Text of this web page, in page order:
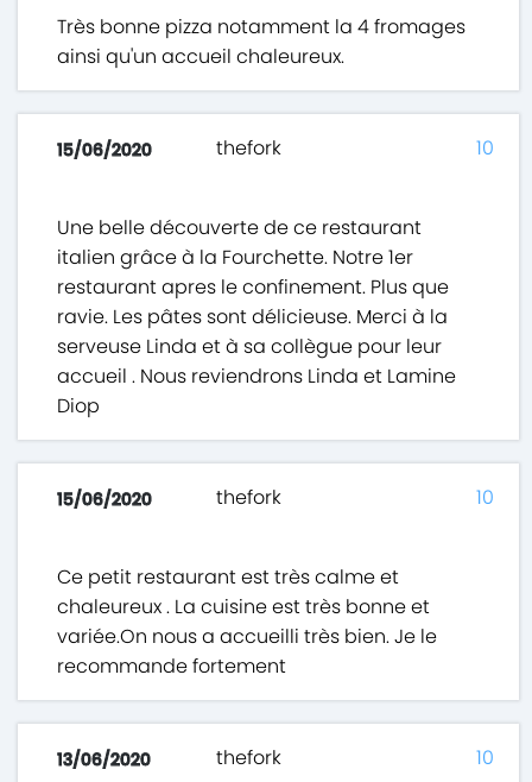
Très bonne pizza notamment la 4 fromages
ainsi qu'un accueil chaleureux.
15/06/2020 thefork
Une belle découverte de ce restaurant
italien grâce à la Fourchette. Notre 1er
restaurant apres le confinement. Plus que
ravie. Les pâtes sont délicieuse. Merci à la
serveuse Linda et à sa collègue pour leur
accueil . Nous reviendrons Linda et Lamine
Diop
10
15/06/2020 thefork
Ce petit restaurant est très calme et
chaleureux . La cuisine est très bonne et
variée.On nous a accueilli très bien. Je le
recommande fortement
10
13/06/2020 thefork 10